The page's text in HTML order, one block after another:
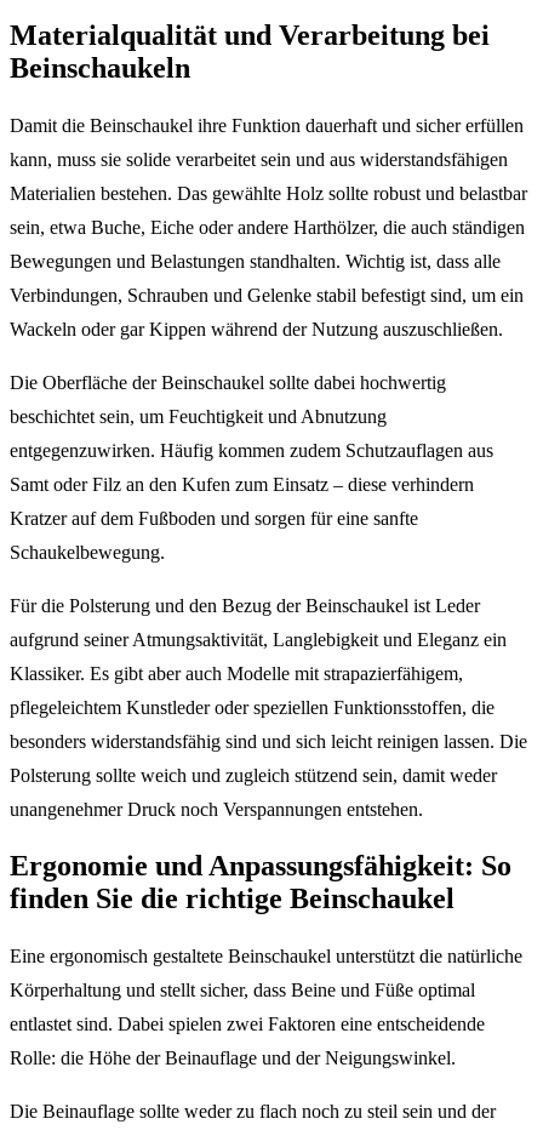
Materialqualität und Verarbeitung bei
Beinschaukeln
Damit die Beinschaukel ihre Funktion dauerhaft und sicher erfüllen
kann, muss sie solide verarbeitet sein und aus widerstandsfähigen
Materialien bestehen. Das gewählte Holz sollte robust und belastbar
sein, etwa Buche, Eiche oder andere Harthölzer, die auch ständigen
Bewegungen und Belastungen standhalten. Wichtig ist, dass alle
Verbindungen, Schrauben und Gelenke stabil befestigt sind, um ein
Wackeln oder gar Kippen während der Nutzung auszuschließen.
Die Oberfläche der Beinschaukel sollte dabei hochwertig
beschichtet sein, um Feuchtigkeit und Abnutzung
entgegenzuwirken. Häufig kommen zudem Schutzauflagen aus
Samt oder Filz an den Kufen zum Einsatz – diese verhindern
Kratzer auf dem Fußboden und sorgen für eine sanfte
Schaukelbewegung.
Für die Polsterung und den Bezug der Beinschaukel ist Leder
aufgrund seiner Atmungsaktivität, Langlebigkeit und Eleganz ein
Klassiker. Es gibt aber auch Modelle mit strapazierfähigem,
pflegeleichtem Kunstleder oder speziellen Funktionsstoffen, die
besonders widerstandsfähig sind und sich leicht reinigen lassen. Die
Polsterung sollte weich und zugleich stützend sein, damit weder
unangenehmer Druck noch Verspannungen entstehen.
Ergonomie und Anpassungsfähigkeit: So
finden Sie die richtige Beinschaukel
Eine ergonomisch gestaltete Beinschaukel unterstützt die natürliche
Körperhaltung und stellt sicher, dass Beine und Füße optimal
entlastet sind. Dabei spielen zwei Faktoren eine entscheidende
Rolle: die Höhe der Beinauflage und der Neigungswinkel.
Die Beinauflage sollte weder zu flach noch zu steil sein und der